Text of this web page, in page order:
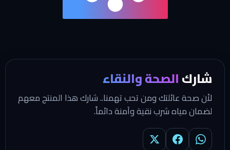
شاركالصحة والنقاء
لأن صحة عائلتك ومن تحب تهمنا.. شارك هذا المنتج معهم
لضمان مياه شرب نقية وآمنة دائماً.